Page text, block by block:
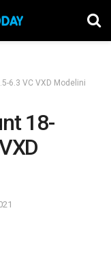
6.3 VC VXD Modelini
18-